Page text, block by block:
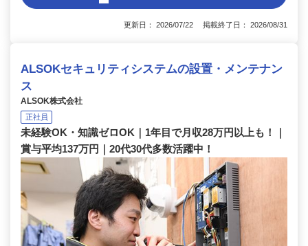
更新日： 2026/07/22 掲載終了日： 2026/08/31
ALSOKセキュリティシステムの設置・メンテナン
ス
ALSOK株式会社
正社員
未経験OK・知識ゼロOK｜1年目で月収28万円以上も！｜
賞与平均137万円｜20代30代多数活躍中！